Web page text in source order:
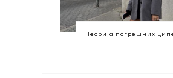
Теорија погрешних